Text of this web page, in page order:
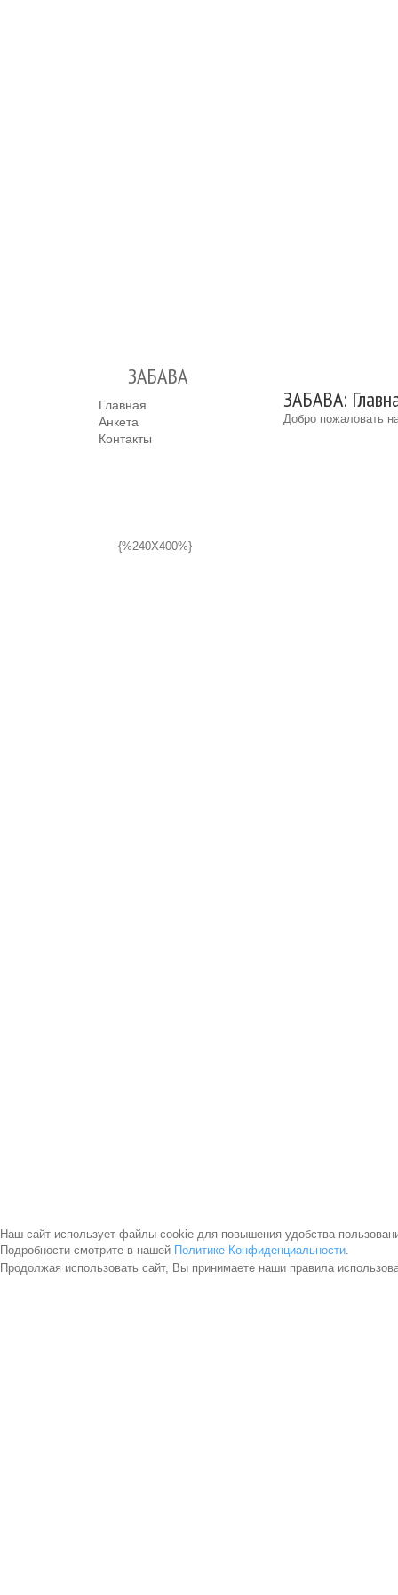
ЗАБАВА
Главная
Анкета
Контакты
{%240X400%}
ЗАБАВА:
Добро пожаловать
Наш сайт использует файлы cookie для повышения удобства
Подробности смотрите в нашей Политике Конфиденциальности.
Продолжая использовать сайт, Вы принимаете наши правила